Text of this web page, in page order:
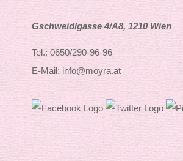
Gschweidlgasse 4/A8, 1210 Wien
Tel.: 0650/290-96-96
E-Mail: info@moyra.at